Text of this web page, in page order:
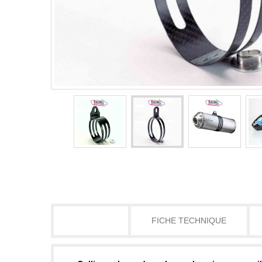
FICHE TECHNIQUE